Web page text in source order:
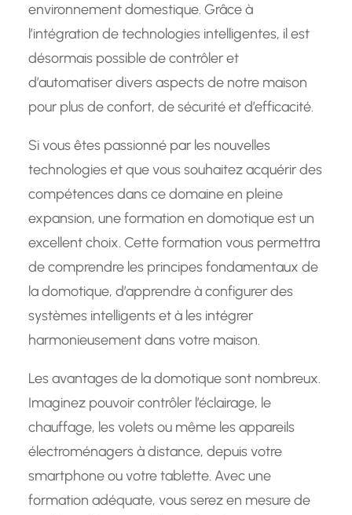
environnement domestique. Grâce à
l’intégration de technologies intelligentes, il est
désormais possible de contrôler et
d’automatiser divers aspects de notre maison
pour plus de confort, de sécurité et d’efficacité.
Si vous êtes passionné par les nouvelles
technologies et que vous souhaitez acquérir des
compétences dans ce domaine en pleine
expansion, une formation en domotique est un
excellent choix. Cette formation vous permettra
de comprendre les principes fondamentaux de
la domotique, d’apprendre à configurer des
systèmes intelligents et à les intégrer
harmonieusement dans votre maison.
Les avantages de la domotique sont nombreux.
Imaginez pouvoir contrôler l’éclairage, le
chauffage, les volets ou même les appareils
électroménagers à distance, depuis votre
smartphone ou votre tablette. Avec une
formation adéquate, vous serez en mesure de